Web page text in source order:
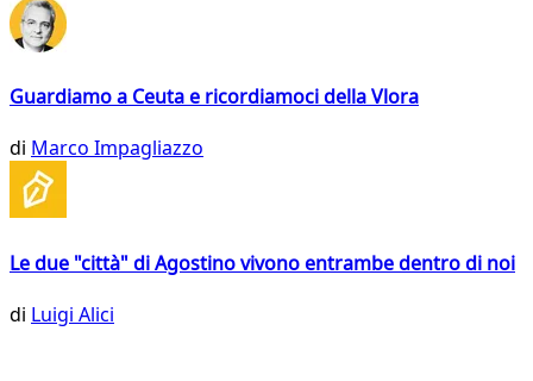
Guardiamo a Ceuta e ricordiamoci della Vlora
di Marco Impagliazzo
Le due "città" di Agostino vivono entrambe dentro di noi
di Luigi Alici